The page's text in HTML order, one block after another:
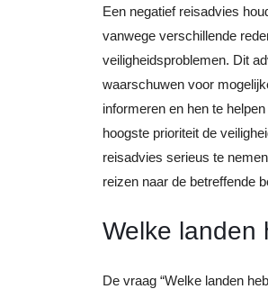
Een negatief reisadvies
vanwege verschillende
veiligheidsproblemen. Dit
waarschuwen voor
informeren en hen te
hoogste prioriteit de
reisadvies serieus te
reizen naar de betreffende
Welke landen
De vraag “Welke landen